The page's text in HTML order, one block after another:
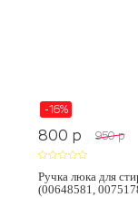
-16%
800 p 950 p
Ручка люка для
(00648581,